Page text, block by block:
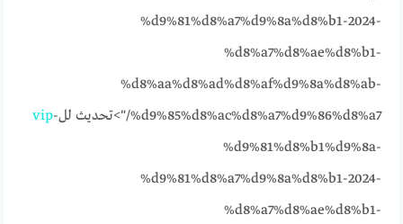
%d9%81%d8%a7%d9%8a%d8%b1-2024-
%d8%a7%d8%ae%d8%b1-
%d8%aa%d8%ad%d8%af%d9%8a%d8%ab-
%d9%85%d8%ac%d8%a7%d9%86%d8%a7/">تحديث لل
vip-
%d9%81%d8%b1%d9%8a-
%d9%81%d8%a7%d9%8a%d8%b1-2024-
%d8%a7%d8%ae%d8%b1-